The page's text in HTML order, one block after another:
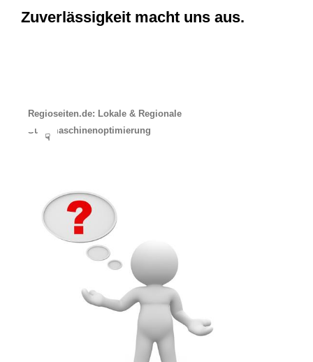
Zuverlässigkeit macht uns aus.
Regioseiten.de: Lokale & Regionale
Suchmaschinenoptimierung
☟